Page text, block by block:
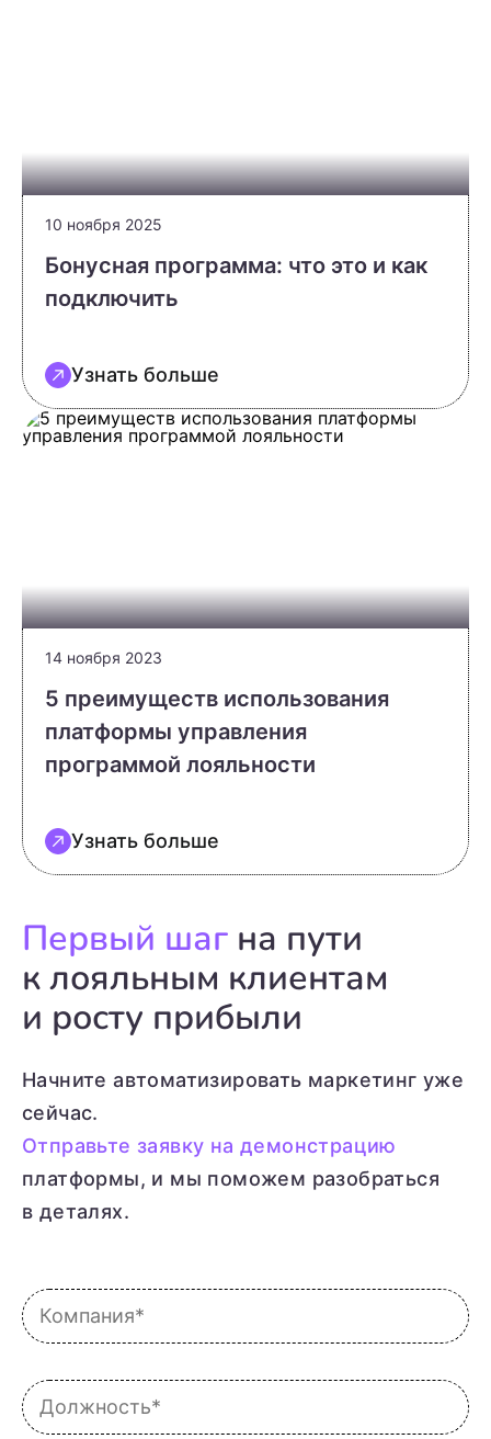
10 ноября 2025
Бонусная программа: что это и как
подключить
Узнать больше
14 ноября 2023
5 преимуществ использования
платформы управления
программой лояльности
Узнать больше
Первый шаг на пути
к лояльным клиентам
и росту прибыли
Начните автоматизировать маркетинг уже
сейчас.
Отправьте заявку на демонстрацию
платформы, и мы поможем разобраться
в деталях.